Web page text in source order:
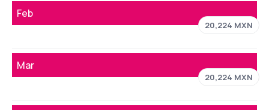
Feb
20,224 MXN
Mar
20,224 MXN